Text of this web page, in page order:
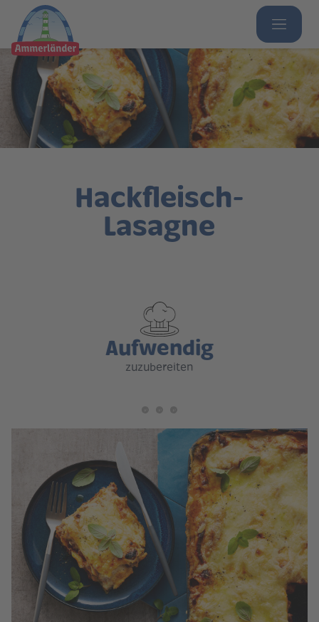
Hackfleisch-
Lasagne
Aufwendig
zuzubereiten